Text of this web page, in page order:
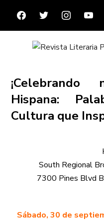
FACEBOOKTWITTERINSTAGRAM
¡Celebrando
Hispana:
Cultura que
South Regional
7300 Pines Blvd
Sábado, 30 de